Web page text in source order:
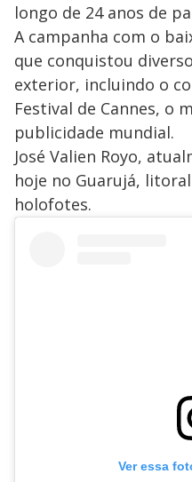
longo de 24 anos de
A campanha com o
que conquistou
exterior, incluindo o
Festival de Cannes, o
publicidade mundial.
José Valien Royo,
hoje no Guarujá,
holofotes.
Ver essa